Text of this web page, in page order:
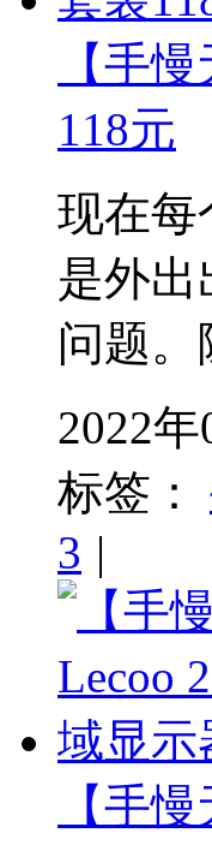
【手
118元
现在每
是外
问题。
2022
标签：
3 |
【手